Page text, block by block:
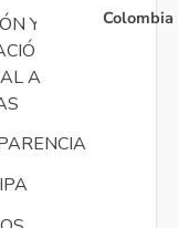
Y
A
Colombia